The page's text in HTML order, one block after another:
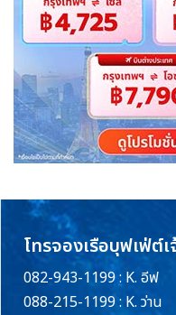
โทรจองเรือบุฟเฟ่ต์เ
082-943-1199 : K. อีฟ
088-215-1199 : K. ว่าน